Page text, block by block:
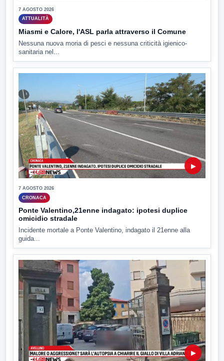
7 AGOSTO 2026
ATTUALITÀ
Miasmi e Calore, l'ASL parla attraverso il Comune
Nessuna nuova moria di pesci e nessuna criticità igienico-
sanitaria nel...
▶
7 AGOSTO 2026
CRONACA
Ponte Valentino,21enne indagato: ipotesi duplice
omicidio stradale
Incidente mortale a Ponte Valentino, indagato il 21enne alla
guida...
▶